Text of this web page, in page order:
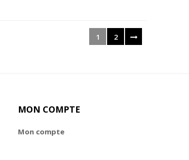
1 2
MON COMPTE
Mon compte